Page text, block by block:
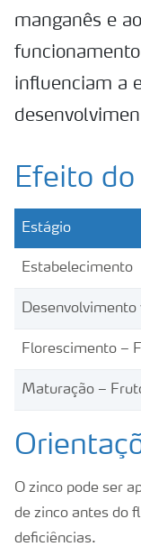
manganês e
influenciam a
Efeito
Estágio
Estabelecimento
Florescimento –
Maturação –
O zinco pode ser
de zinco antes do
deficiências.